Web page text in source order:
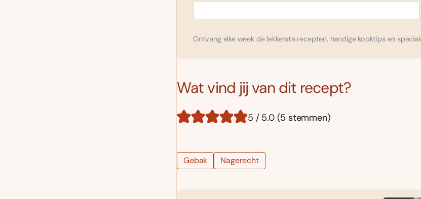
Ontvang elke week de lekkerste recepten, handige kooktips en
Wat vind jij van dit recept?
5 / 5.0 (5 stemmen)
Gebak Nagerecht